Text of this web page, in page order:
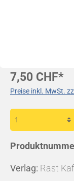
7,50 CHF*
Preise inkl. MwSt.
Verlag: Rast